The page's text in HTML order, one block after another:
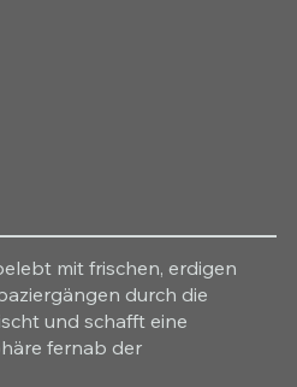
mit frischen, erdigen
durch die
und schafft eine
fernab der